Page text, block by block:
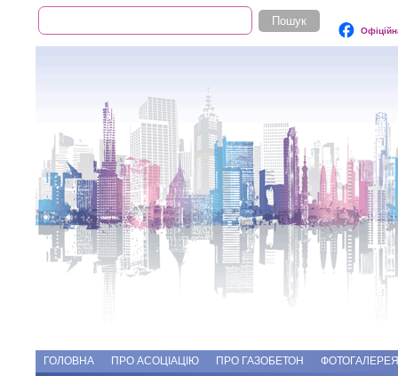
Пошукова форма
Пошук
ГОЛОВНА ПРО АСОЦІАЦІЮ ПРО ГАЗОБЕТОН ФОТОГАЛЕРЕЯ